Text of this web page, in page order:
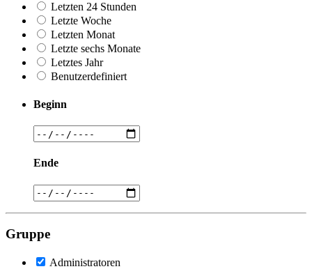
Letzten 24 Stunden
Letzte Woche
Letzten Monat
Letzte sechs Monate
Letztes Jahr
Benutzerdefiniert
Beginn
Ende
Gruppe
Administratoren